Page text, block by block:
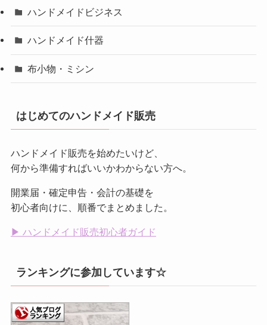
ハンドメイドビジネス
ハンドメイド什器
布小物・ミシン
はじめてのハンドメイド販売
ハンドメイド販売を始めたいけど、
何から準備すればいいかわからない方へ。
開業届・確定申告・会計の基礎を
初心者向けに、順番でまとめました。
▶ ハンドメイド販売初心者ガイド
ランキングに参加しています☆